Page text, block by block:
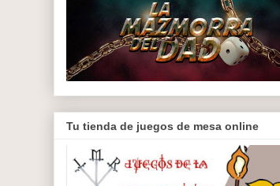
Tu tienda de juegos de mesa online